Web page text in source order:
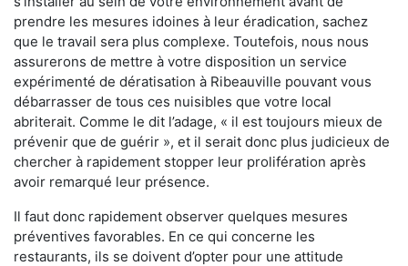
prendre les mesures idoines à leur éradication, sachez
que le travail sera plus complexe. Toutefois, nous nous
assurerons de mettre à votre disposition un service
expérimenté de dératisation à Ribeauville pouvant vous
débarrasser de tous ces nuisibles que votre local
abriterait. Comme le dit l’adage, « il est toujours mieux de
prévenir que de guérir », et il serait donc plus judicieux de
chercher à rapidement stopper leur prolifération après
avoir remarqué leur présence.
Il faut donc rapidement observer quelques mesures
préventives favorables. En ce qui concerne les
restaurants, ils se doivent d’opter pour une attitude